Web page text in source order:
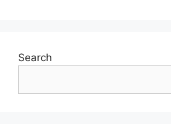
Search